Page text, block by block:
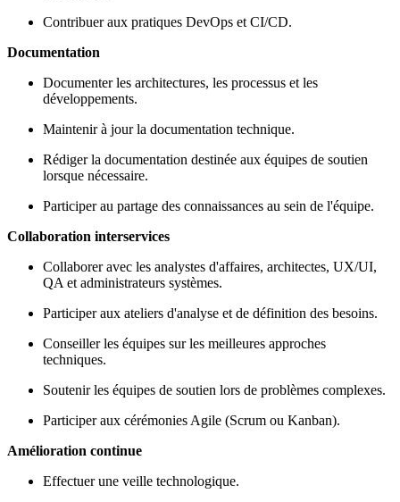
Contribuer aux pratiques DevOps et CI/CD.
Documentation
Documenter les architectures, les processus et les
développements.
Maintenir à jour la documentation technique.
Rédiger la documentation destinée aux équipes de soutien
lorsque nécessaire.
Participer au partage des connaissances au sein de l'équipe.
Collaboration interservices
Collaborer avec les analystes d'affaires, architectes, UX/UI,
QA et administrateurs systèmes.
Participer aux ateliers d'analyse et de définition des besoins.
Conseiller les équipes sur les meilleures approches
techniques.
Soutenir les équipes de soutien lors de problèmes complexes.
Participer aux cérémonies Agile (Scrum ou Kanban).
Amélioration continue
Effectuer une veille technologique.